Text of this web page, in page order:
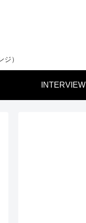
）
INTERVIEW